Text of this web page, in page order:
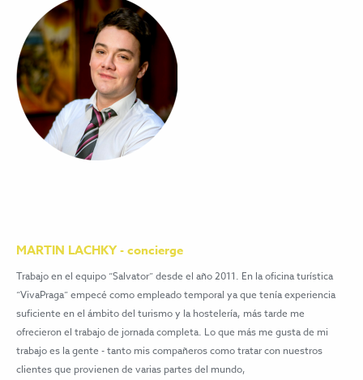
MARTIN LACHKY - concierge
Trabajo en el equipo “Salvator” desde el año 2011. En la oficina turística
“VivaPraga” empecé como empleado temporal ya que tenía experiencia
suficiente en el ámbito del turismo y la hostelería, más tarde me
ofrecieron el trabajo de jornada completa. Lo que más me gusta de mi
trabajo es la gente - tanto mis compañeros como tratar con nuestros
clientes que provienen de varias partes del mundo,